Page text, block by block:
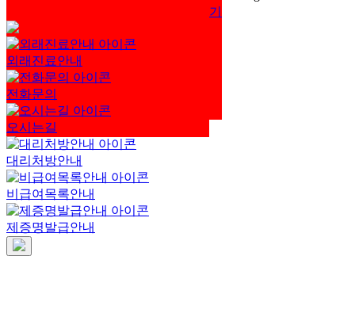
닫기
외래진료안내
전화문의
오시는길
대리처방안내
비급여목록안내
제증명발급안내